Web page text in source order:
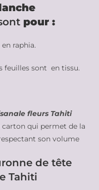
pour :
raphia.
feuilles sont en tissu.
fleurs Tahiti
carton qui permet de la
son volume
de tête
Tahiti